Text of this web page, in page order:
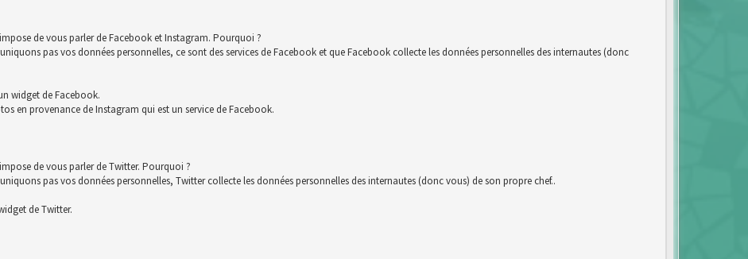
de vous parler de Facebook et Instagram. Pourquoi ?
pas vos données personnelles, ce sont des services de Facebook et que Facebook collecte les données personnelles des internautes (donc
widget de Facebook.
en provenance de Instagram qui est un service de Facebook.
de vous parler de Twitter. Pourquoi ?
pas vos données personnelles, Twitter collecte les données personnelles des internautes (donc vous) de son propre chef..
de Twitter.